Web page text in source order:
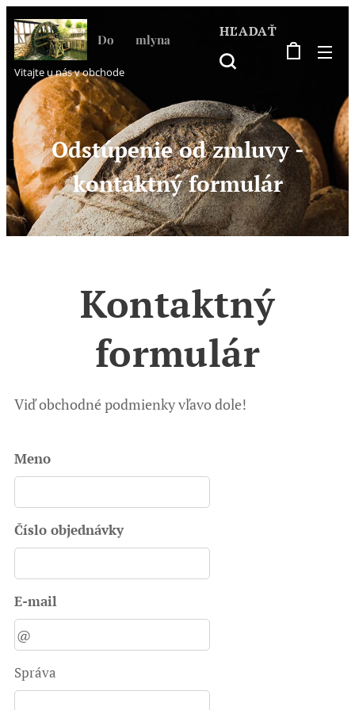
Do ♥ mlyna
Vitajte u nás v obchode
HĽADAŤ
Odstúpenie od zmluvy -
kontaktný formulár
Kontaktný
formulár
Viď obchodné podmienky vľavo dole!
Meno
Číslo objednávky
E-mail
Správa